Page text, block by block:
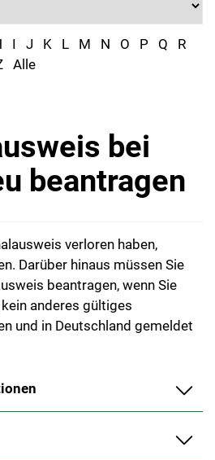
I J K L M N O P Q
R
Alle
bei
beantragen
verloren haben,
Darüber hinaus müssen Sie
beantragen, wenn Sie
anderes gültiges
und in Deutschland gemeldet